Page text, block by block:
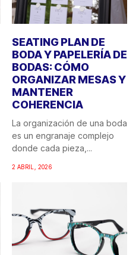
SEATING PLAN DE
BODA Y PAPELERÍA DE
BODAS: CÓMO
ORGANIZAR MESAS Y
MANTENER
COHERENCIA
La organización de una boda
es un engranaje complejo
donde cada pieza,...
2 ABRIL, 2026